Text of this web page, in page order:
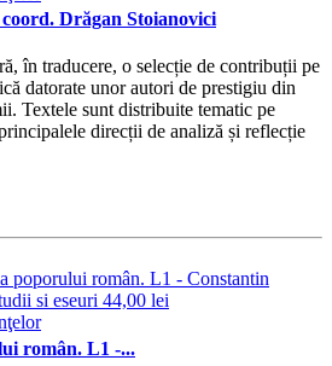
Drăgan Stoianovici
în traducere, o selecție de contribuții pe
datorate unor autori de prestigiu din
Textele sunt distribuite tematic pe
direcții de analiză și reflecție
român. L1 -...